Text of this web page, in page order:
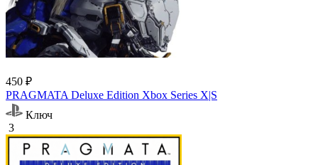
450 ₽
PRAGMATA Deluxe Edition Xbox Series X|S
Ключ
3